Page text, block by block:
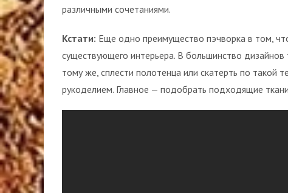
различными сочетаниями.
Кстати: Еще одно преимущество пэчворка в том,
существующего интерьера. В большинство
тому же, сплести полотенца или скатерть по
рукоделием. Главное — подобрать подходящие